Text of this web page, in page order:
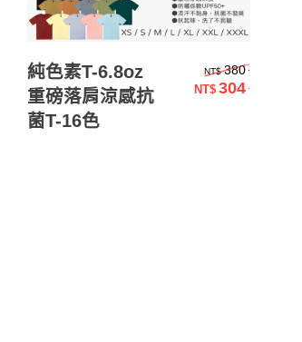
純色素T-6.8oz
重磅落肩涼感抗
菌T-16色
NT$ 380.原始價
NT$ 304